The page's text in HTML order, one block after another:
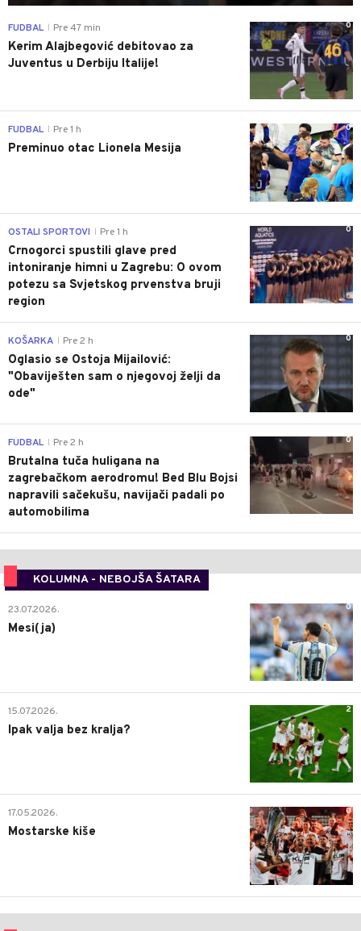
0
FUDBAL Pre 47 min
Kerim Alajbegović debitovao za
Juventus u Derbiju Italije!
0
FUDBAL Pre 1 h
Preminuo otac Lionela Mesija
0
OSTALI SPORTOVI Pre 1 h
Crnogorci spustili glave pred
intoniranje himni u Zagrebu: O ovom
potezu sa Svjetskog prvenstva bruji
region
0
KOŠARKA Pre 2 h
Oglasio se Ostoja Mijailović:
"Obaviješten sam o njegovoj želji da
ode"
0
FUDBAL Pre 2 h
Brutalna tuča huligana na
zagrebačkom aerodromu! Bed Blu Bojsi
napravili sačekušu, navijači padali po
automobilima
KOLUMNA - NEBOJŠA ŠATARA
0
23.07.2026.
Mesi(ja)
2
15.07.2026.
Ipak valja bez kralja?
0
17.05.2026.
Mostarske kiše